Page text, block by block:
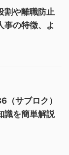
割や離職防止
事の特徴、よ
（サブロク）
識を簡単解説